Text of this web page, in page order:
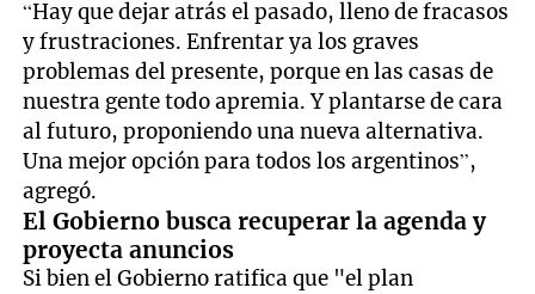
“Hay que dejar atrás el pasado, lleno de fracasos
y frustraciones. Enfrentar ya los graves
problemas del presente, porque en las casas de
nuestra gente todo apremia. Y plantarse de cara
al futuro, proponiendo una nueva alternativa.
Una mejor opción para todos los argentinos”,
agregó.
El Gobierno busca recuperar la agenda y
proyecta anuncios
Si bien el Gobierno ratifica que "el plan